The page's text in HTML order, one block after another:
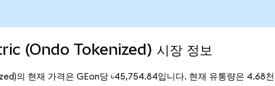
(Ondo Tokenized) 시장 정보
의 현재 가격은 GEon당 ৳45,754.84입니다. 현재 유통량은 4.68